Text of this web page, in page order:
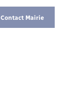
Contact Mairie